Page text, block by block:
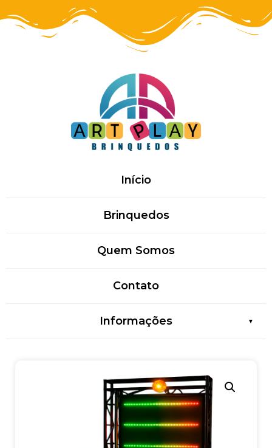
Início
Brinquedos
Quem Somos
Contato
Informações